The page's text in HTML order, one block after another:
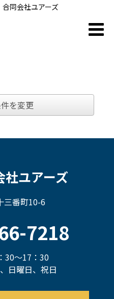
同会社ユアーズ
を変更
社ユアーズ
三番町10-6
7218
30～17：30
日曜日、祝日